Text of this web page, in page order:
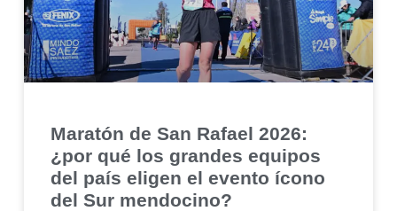
Maratón de San Rafael 2026:
¿por qué los grandes equipos
del país eligen el evento ícono
del Sur mendocino?